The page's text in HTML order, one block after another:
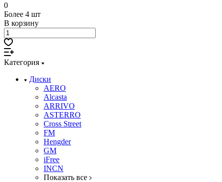
0
Более 4 шт
В корзину
Категория
Диски
AERO
Alcasta
ARRIVO
ASTERRO
Cross Street
FM
Hengder
GM
iFree
INCN
Показать все